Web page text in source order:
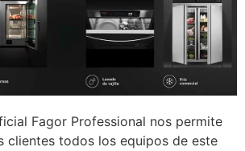
Fagor Professional nos permite
clientes todos los equipos de este